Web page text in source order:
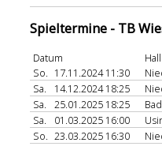
Spieltermine - TB
Datum
So. 17.11.2024 11:30
Sa.
14.12.2024 18:25
Sa.
25.01.2025 18:25
Sa.
01.03.2025 16:00
So. 23.03.2025 16:30